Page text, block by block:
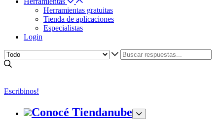
Herramientas gratuitas
Tienda de aplicaciones
Especialistas
Login
Escribinos!
Conocé Tiendanube